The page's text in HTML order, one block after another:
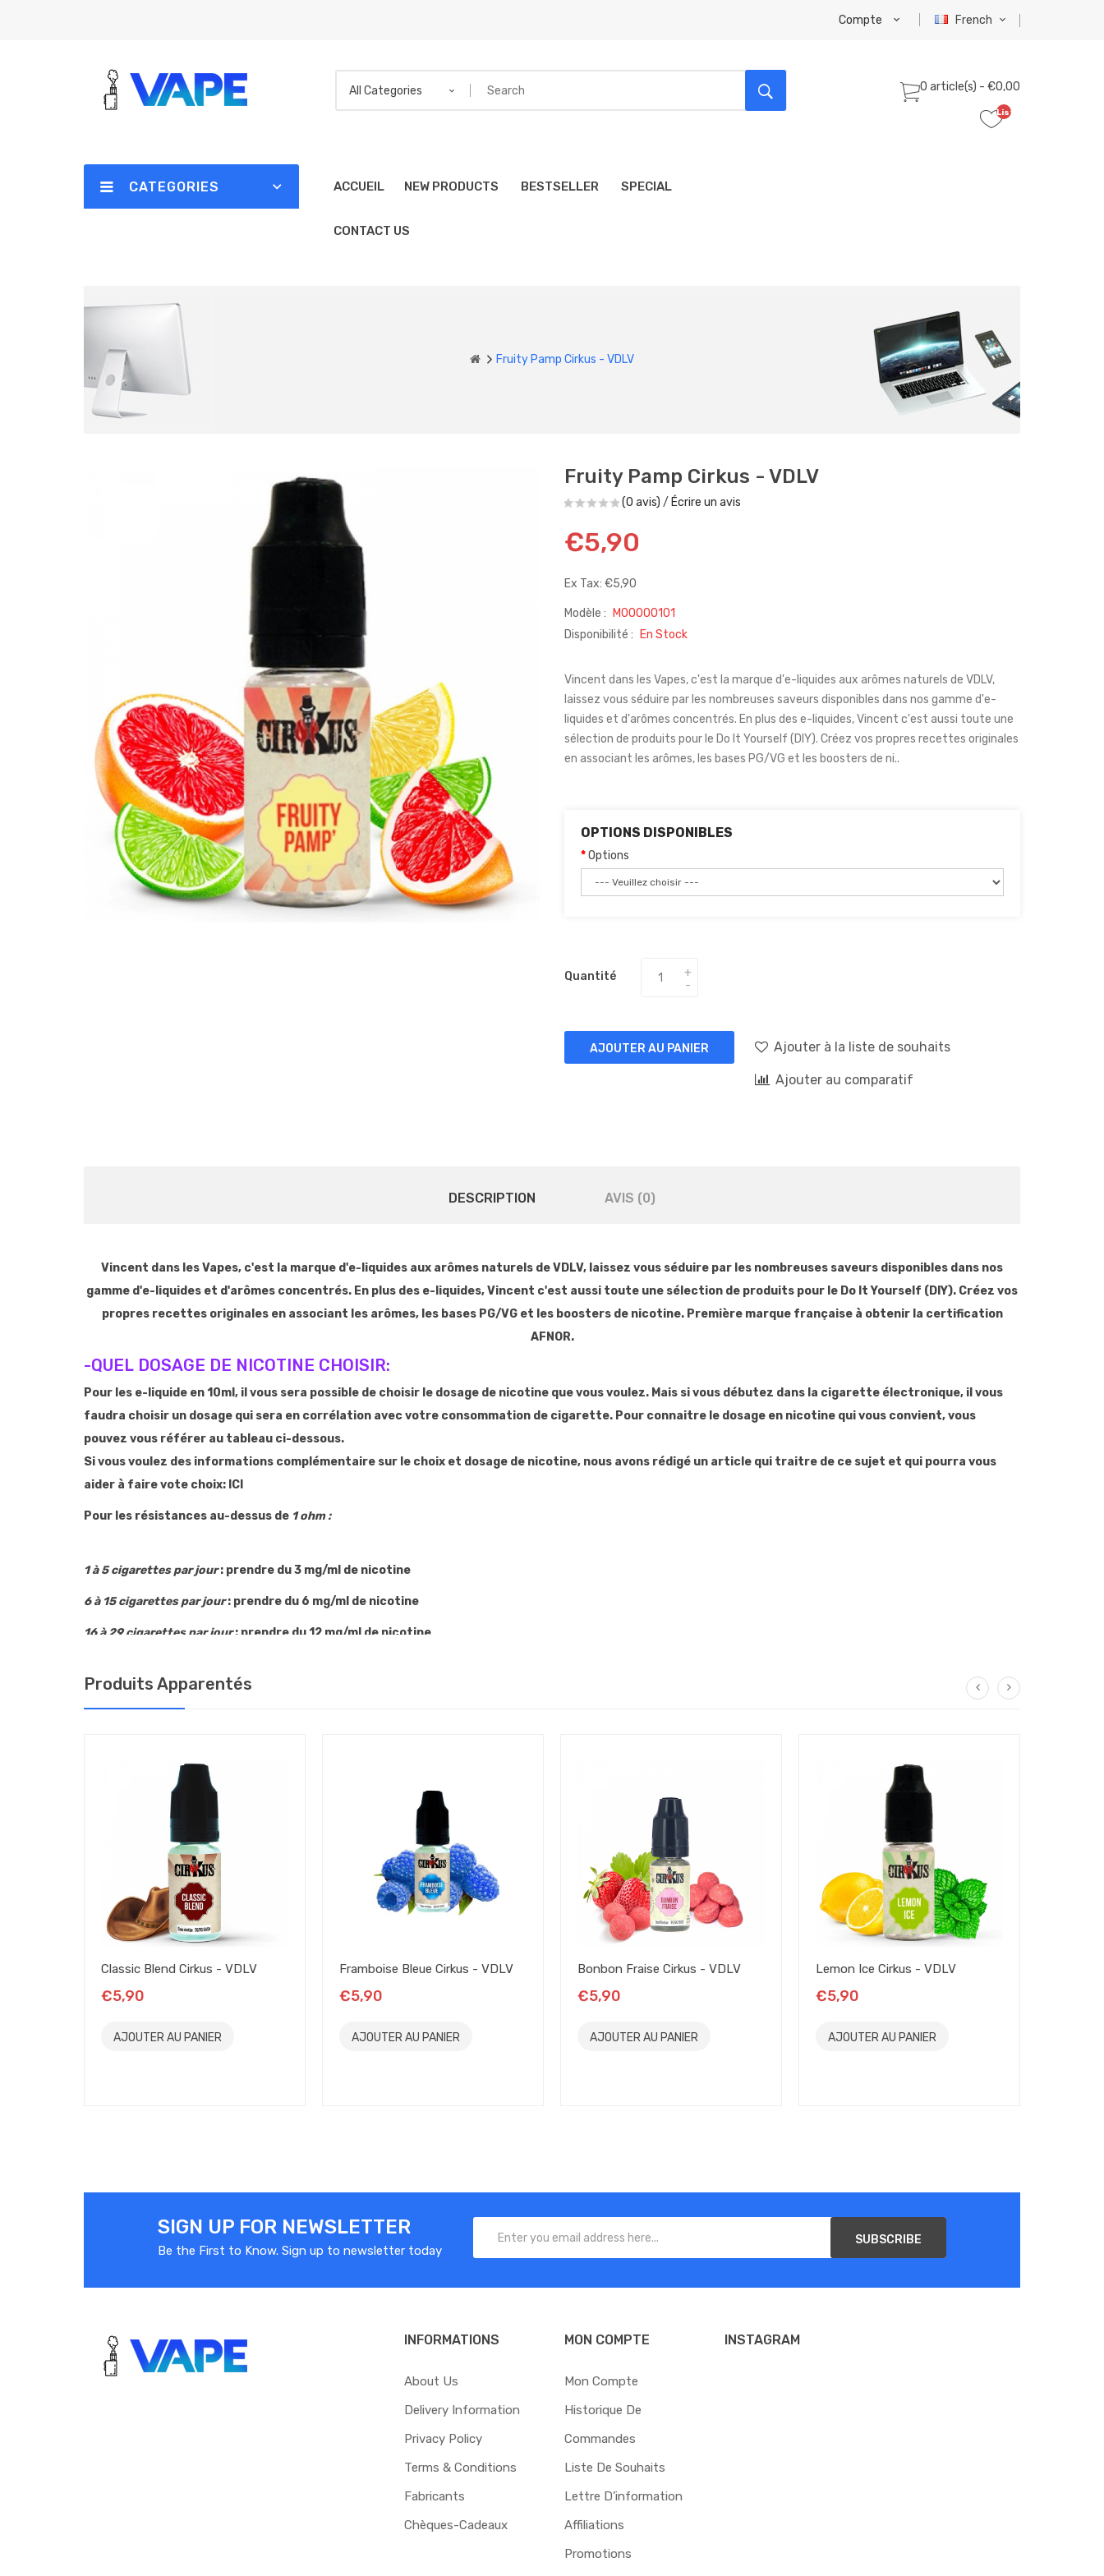
French
Compte
All Categories 0 article(s) - €0,00
Liste
CATEGORIES ACCUEIL NEW PRODUCTS BESTSELLER SPECIAL
CONTACT US
Fruity Pamp Cirkus - VDLV
Fruity Pamp Cirkus - VDLV
(0 avis) / Écrire un avis
€5,90
Ex Tax: €5,90
Modèle :
M00000101
Disponibilité :
En Stock
Vincent dans les Vapes, c'est la marque d'e-liquides aux arômes naturels de VDLV,
laissez vous séduire par les nombreuses saveurs disponibles dans nos gamme d'e-
liquides et d'arômes concentrés. En plus des e-liquides, Vincent c'est aussi toute une
sélection de produits pour le Do It Yourself (DIY). Créez vos propres recettes originales
en associant les arômes, les bases PG/VG et les boosters de ni..
OPTIONS DISPONIBLES
Options
Quantité
AJOUTER AU PANIER Ajouter à la liste de souhaits
Ajouter au comparatif
DESCRIPTION AVIS (0)
Vincent dans les Vapes, c'est la marque d'e-liquides aux arômes naturels de VDLV, laissez vous séduire par les nombreuses saveurs disponibles dans nos
gamme d'e-liquides et d'arômes concentrés. En plus des e-liquides, Vincent c'est aussi toute une sélection de produits pour le Do It Yourself (DIY). Créez vos
propres recettes originales en associant les arômes, les bases PG/VG et les boosters de nicotine. Première marque française à obtenir la certification
AFNOR.
-QUEL DOSAGE DE NICOTINE CHOISIR:
Pour les e-liquide en 10ml, il vous sera possible de choisir le dosage de nicotine que vous voulez. Mais si vous débutez dans la cigarette électronique, il vous
faudra choisir un dosage qui sera en corrélation avec votre consommation de cigarette. Pour connaitre le dosage en nicotine qui vous convient, vous
pouvez vous référer au tableau ci-dessous.
Si vous voulez des informations complémentaire sur le choix et dosage de nicotine, nous avons rédigé un article qui traitre de ce sujet et qui pourra vous
aider à faire vote choix: ICI
Pour les résistances au-dessus de 1 ohm:
1 à 5 cigarettes parjour: prendre du 3 mg/ml de nicotine
6 à 15 cigarettes parjour: prendre du 6 mg/ml de nicotine
16 à 29 cigarettes parjour : prendre du 12 mg/ml de nicotine
Afin de conserver votre e-liquide le plus longtemps possible, nous vous recommandons d'éviter de le laisser à la lumière directe, le stocker dans un endroit
sec et à une température ambiante de 20°C.
-CARACTÉRISTIQUES DE VOTRE E-LIQUIDE 10ML:
50% Propylène Glycol
50% Glycérine Végétale
Origine France
Flacon 10ml avec sécurité enfant et pipette
Produits Apparentés
Classic Blend Cirkus - VDLV
€5,90
AJOUTER AU PANIER
Framboise Bleue Cirkus - VDLV
€5,90
AJOUTER AU PANIER
Bonbon Fraise Cirkus - VDLV
€5,90
AJOUTER AU PANIER
Lemon Ice Cirkus - VDLV
€5,90
AJOUTER AU PANIER
SIGN UP FOR NEWSLETTER
Be the First to Know. Sign up to newsletter today
SUBSCRIBE
INFORMATIONS
About Us
Delivery Information
Privacy Policy
Terms & Conditions
Fabricants
Chèques-Cadeaux
MON COMPTE
Mon Compte
Historique De
Commandes
Liste De Souhaits
Lettre D’information
Affiliations
Promotions
INSTAGRAM